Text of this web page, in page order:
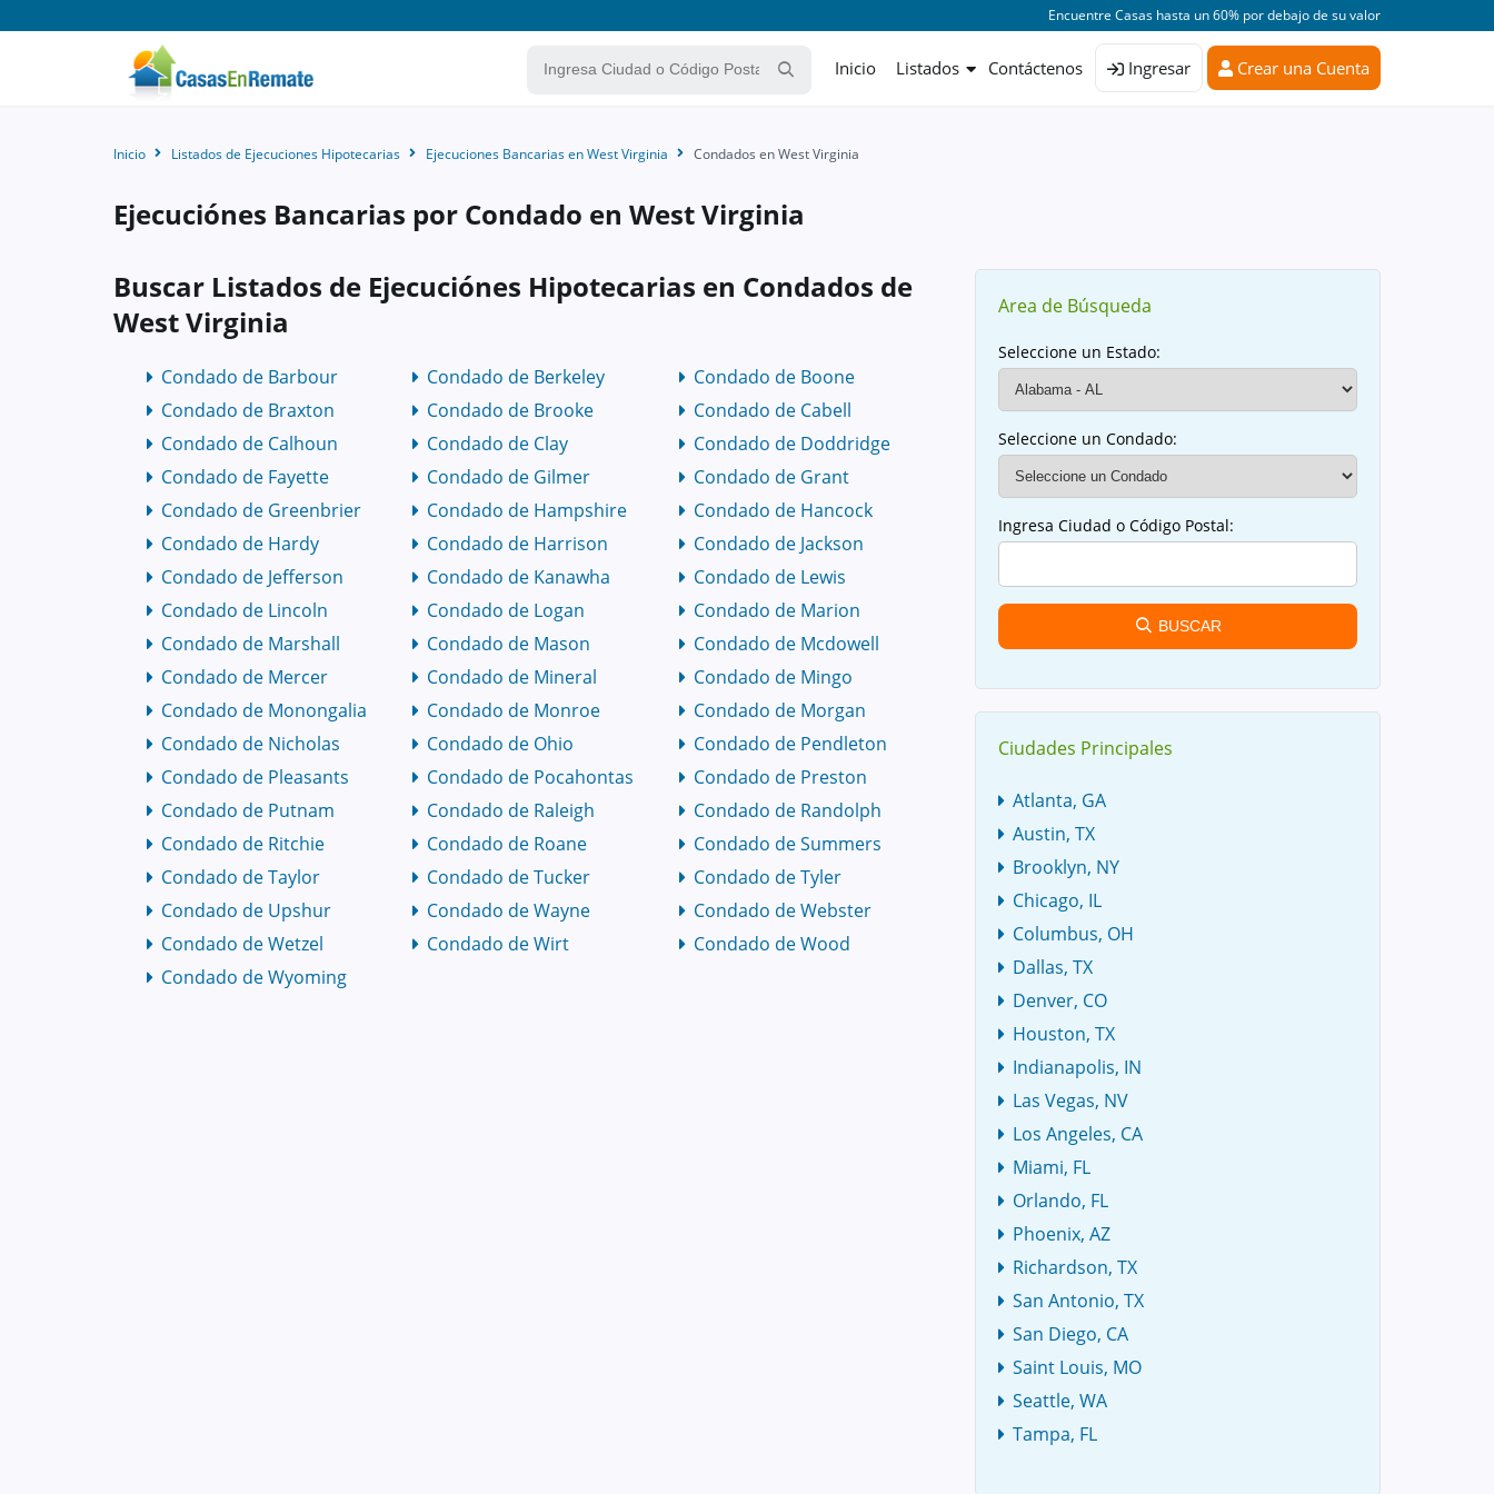
Encuentre Casas hasta un 60% por debajo de su valor
Inicio Listados Contáctenos Ingresar Crear una Cuenta
Inicio Listados de Ejecuciones Hipotecarias Ejecuciones Bancarias en West Virginia Condados en West Virginia
Ejecuciónes Bancarias por Condado en West Virginia
Buscar Listados de Ejecuciónes Hipotecarias en Condados de
West Virginia
Condado de Barbour Condado de Berkeley
Condado de Boone
Condado de Braxton
Condado de Brooke
Condado de Cabell
Condado de Calhoun
Condado de Clay
Condado de Doddridge
Condado de Fayette
Condado de Gilmer
Condado de Grant
Condado de Greenbrier
Condado de Hampshire
Condado de Hancock
Condado de Hardy
Condado de Harrison
Condado de Jackson
Condado de Jefferson
Condado de Kanawha
Condado de Lewis
Condado de Lincoln
Condado de Logan
Condado de Marion
Condado de Marshall
Condado de Mason
Condado de Mcdowell
Condado de Mercer
Condado de Mineral
Condado de Mingo
Condado de Monongalia
Condado de Monroe
Condado de Morgan
Condado de Nicholas
Condado de Ohio
Condado de Pendleton
Condado de Pleasants
Condado de Pocahontas
Condado de Preston
Condado de Putnam
Condado de Raleigh
Condado de Randolph
Condado de Ritchie
Condado de Roane
Condado de Summers
Condado de Taylor
Condado de Tucker
Condado de Tyler
Condado de Upshur
Condado de Wayne
Condado de Webster
Condado de Wetzel
Condado de Wirt
Condado de Wood
Condado de Wyoming
Area de Búsqueda
Seleccione un Estado:
Seleccione un Condado:
Ingresa Ciudad o Código Postal:
BUSCAR
Ciudades Principales
Atlanta, GA
Austin, TX
Brooklyn, NY
Chicago, IL
Columbus, OH
Dallas, TX
Denver, CO
Houston, TX
Indianapolis, IN
Las Vegas, NV
Los Angeles, CA
Miami, FL
Orlando, FL
Phoenix, AZ
Richardson, TX
San Antonio, TX
San Diego, CA
Saint Louis, MO
Seattle, WA
Tampa, FL